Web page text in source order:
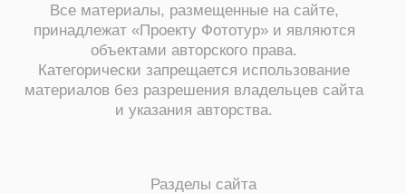
Все материалы, размещенные на сайте,
принадлежат «Проекту Фототур» и являются
объектами авторского права.
Категорически запрещается использование
материалов без разрешения владельцев сайта
и указания авторства.
Разделы сайта